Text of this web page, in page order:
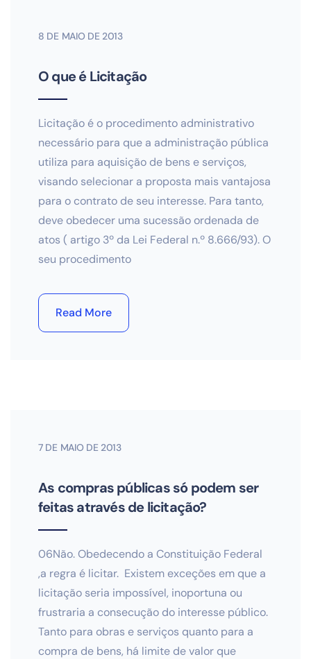
8 DE MAIO DE 2013
O que é Licitação
Licitação é o procedimento administrativo
necessário para que a administração pública
utiliza para aquisição de bens e serviços,
visando selecionar a proposta mais vantajosa
para o contrato de seu interesse. Para tanto,
deve obedecer uma sucessão ordenada de
atos ( artigo 3º da Lei Federal n.º 8.666/93). O
seu procedimento
Read More
7 DE MAIO DE 2013
As compras públicas só podem ser
feitas através de licitação?
06Não. Obedecendo a Constituição Federal
,a regra é licitar. Existem exceções em que a
licitação seria impossível, inoportuna ou
frustraria a consecução do interesse público.
Tanto para obras e serviços quanto para a
compra de bens, há limite de valor que